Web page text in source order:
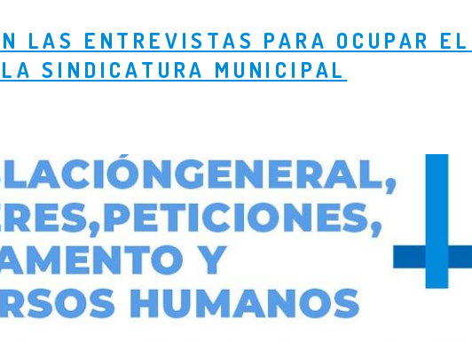
LAS ENTREVISTAS PARA OCUPAR EL
SINDICATURA MUNICIPAL